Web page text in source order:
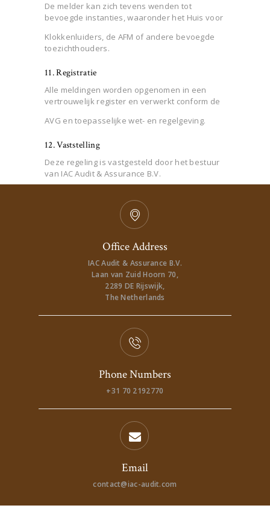
De melder kan zich tevens wenden tot
bevoegde instanties, waaronder het Huis voor
Klokkenluiders, de AFM of andere bevoegde
toezichthouders.
11. Registratie
Alle meldingen worden opgenomen in een
vertrouwelijk register en verwerkt conform de
AVG en toepasselijke wet- en regelgeving.
12. Vaststelling
Deze regeling is vastgesteld door het bestuur
van IAC Audit & Assurance B.V.
Office Address
IAC Audit & Assurance B.V.
Laan van Zuid Hoorn 70,
2289 DE Rijswijk,
The Netherlands
Phone Numbers
+31 70 2192770
Email
contact@iac-audit.com